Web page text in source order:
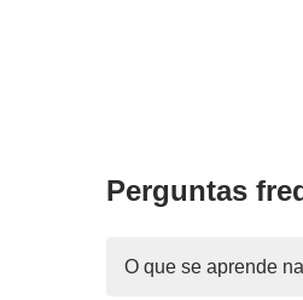
Perguntas
O que se aprende